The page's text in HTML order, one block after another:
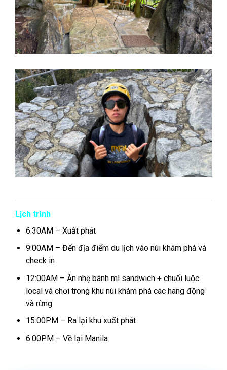
Lịch trình
6:30AM – Xuất phát
9:00AM – Đến địa điểm du lịch vào núi khám phá và
check in
12:00AM – Ăn nhẹ bánh mì sandwich + chuối luộc
local và chơi trong khu núi khám phá các hang động
và rừng
15:00PM – Ra lại khu xuất phát
6:00PM – Về lại Manila